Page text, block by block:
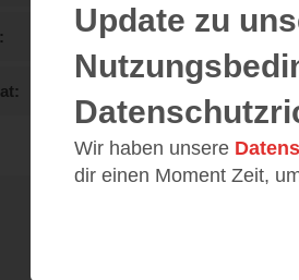
DE19,99
Update zu
Wir haben unsere
dir einen Moment Zeit,